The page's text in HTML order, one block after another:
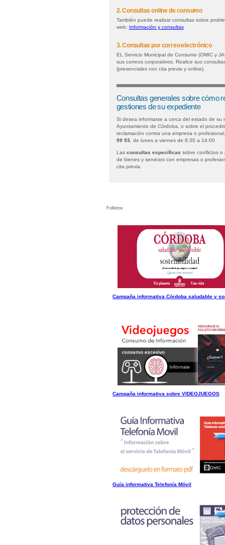
2. Consultas online de consumo
También puede realizar consultas sobre
web: Información y consultas
3. Consultas por correo electrónico
EL Servicio Municipal de Consumo (OMIC y
sus correos corporativos. Realice sus
(presenciales con cita previa y online).
Consultas generales sobre cómo
gestiones de su expediente
Si desea informarse a cerca del estado de
Ayuntamiento de Córdoba, o sobre el
reclamación contra una empresa o
99 93 , de lunes a viernes de 8:30 a 14:00
Las consultas específicas sobre conflictos o
de bienes y servicios con empresas o
cita previa.
Folletos
Campaña informativa Córdoba saludable y
Campaña informativa sobre VIDEOJUEGOS
Guía informativa Telefonía Móvil